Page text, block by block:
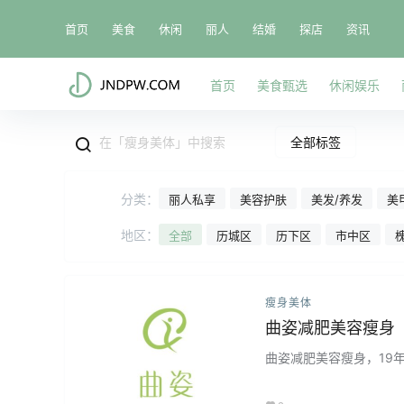
首页 美食 休闲 丽人 结婚 探店 资讯
首页 美食甄选 休闲娱乐
全部标签
分类： 丽人私享 美容护肤 美发/养发 美
地区： 全部 历城区 历下区 市中区
瘦身美体
曲姿减肥美容瘦身
曲姿减肥美容瘦身，19